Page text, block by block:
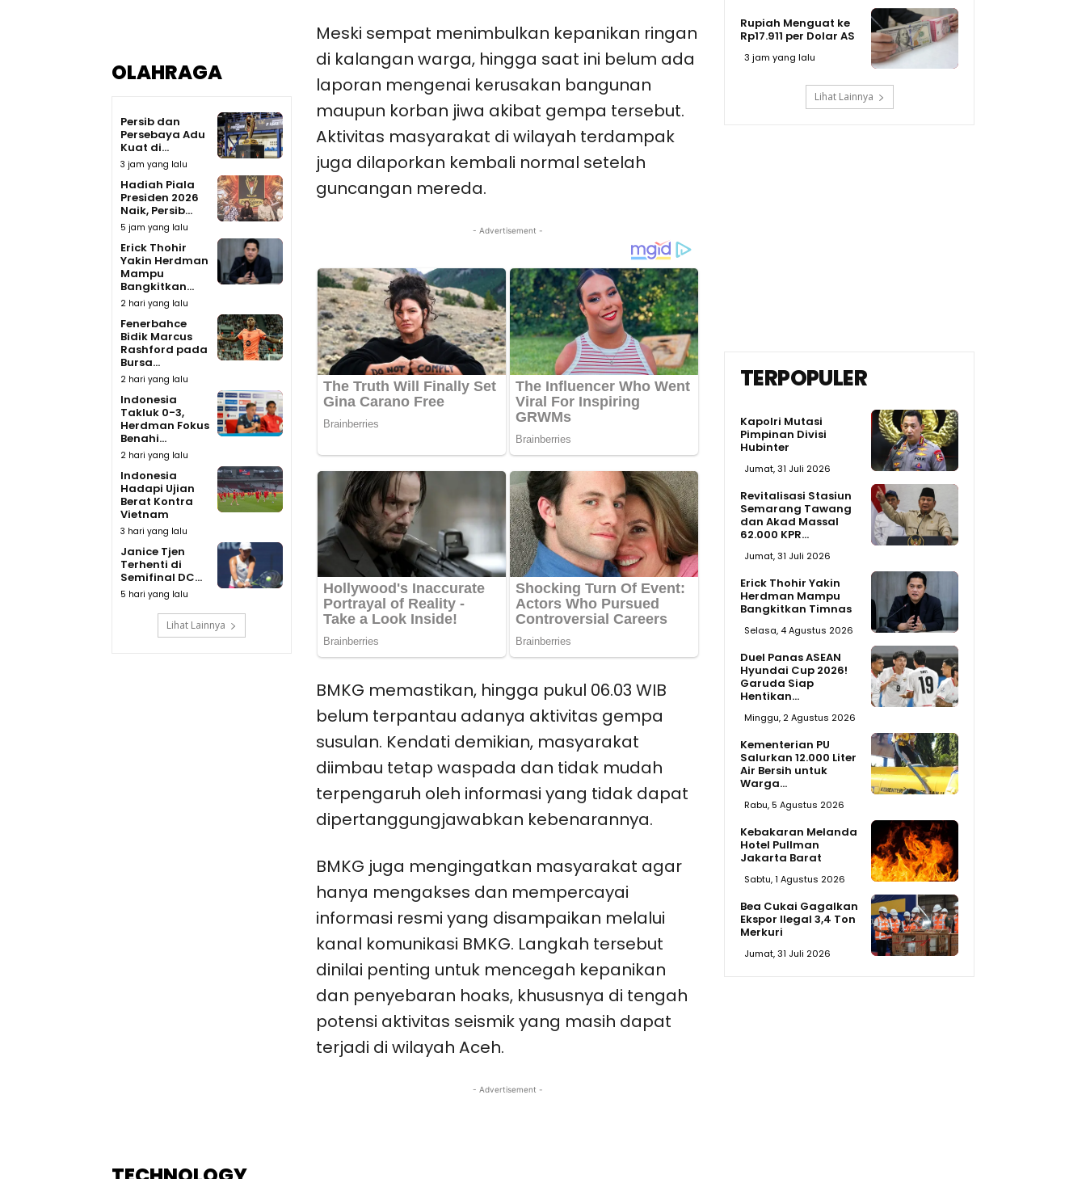
OLAHRAGA
Persib dan
Persebaya Adu
Kuat di...
3 jam yang lalu
Hadiah Piala
Presiden 2026
Naik, Persib...
5 jam yang lalu
Erick Thohir
Yakin Herdman
Mampu
Bangkitkan...
2 hari yang lalu
Fenerbahce
Bidik Marcus
Rashford pada
Bursa...
2 hari yang lalu
Indonesia
Takluk 0-3,
Herdman Fokus
Benahi...
2 hari yang lalu
Indonesia
Hadapi Ujian
Berat Kontra
Vietnam
3 hari yang lalu
Janice Tjen
Terhenti di
Semifinal DC...
5 hari yang lalu
Lihat Lainnya
Meski sempat menimbulkan kepanikan ringan
di kalangan warga, hingga saat ini belum ada
laporan mengenai kerusakan bangunan
maupun korban jiwa akibat gempa tersebut.
Aktivitas masyarakat di wilayah terdampak
juga dilaporkan kembali normal setelah
guncangan mereda.
- Advertisement -
BMKG memastikan, hingga pukul 06.03 WIB
belum terpantau adanya aktivitas gempa
susulan. Kendati demikian, masyarakat
diimbau tetap waspada dan tidak mudah
terpengaruh oleh informasi yang tidak dapat
dipertanggungjawabkan kebenarannya.
BMKG juga mengingatkan masyarakat agar
hanya mengakses dan mempercayai
informasi resmi yang disampaikan melalui
kanal komunikasi BMKG. Langkah tersebut
dinilai penting untuk mencegah kepanikan
dan penyebaran hoaks, khususnya di tengah
potensi aktivitas seismik yang masih dapat
terjadi di wilayah Aceh.
- Advertisement -
Rupiah Menguat ke
Rp17.911 per Dolar AS
3 jam yang lalu
Lihat Lainnya
TERPOPULER
Kapolri Mutasi
Pimpinan Divisi
Hubinter
Jumat, 31 Juli 2026
Revitalisasi Stasiun
Semarang Tawang
dan Akad Massal
62.000 KPR...
Jumat, 31 Juli 2026
Erick Thohir Yakin
Herdman Mampu
Bangkitkan Timnas
Selasa, 4 Agustus 2026
Duel Panas ASEAN
Hyundai Cup 2026!
Garuda Siap
Hentikan...
Minggu, 2 Agustus 2026
Kementerian PU
Salurkan 12.000 Liter
Air Bersih untuk
Warga...
Rabu, 5 Agustus 2026
Kebakaran Melanda
Hotel Pullman
Jakarta Barat
Sabtu, 1 Agustus 2026
Bea Cukai Gagalkan
Ekspor Ilegal 3,4 Ton
Merkuri
Jumat, 31 Juli 2026